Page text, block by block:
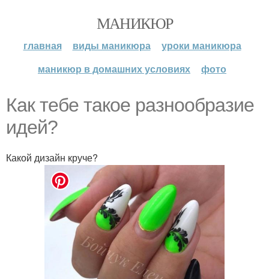
МАНИКЮР
главная виды маникюра
уроки маникюра
маникюр в домашних условиях
фото
Как тебе такое разнообразие
идей?
Какой дизайн круче?